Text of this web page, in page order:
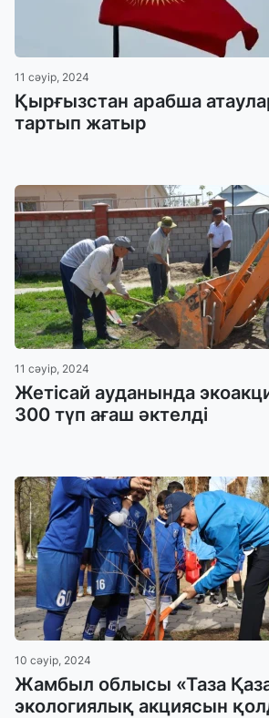
11 сәуір, 2024
Қырғызстан арабша
тартып жатыр
11 сәуір, 2024
Жетісай ауданында
300 түп ағаш әктелді
10 сәуір, 2024
Жамбыл облысы «Таза
экологиялық акциясын